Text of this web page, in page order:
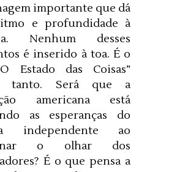
importante que dá
e profundidade à
Nenhum desses
é inserido à toa. É o
Estado das Coisas”
tanto. Será que a
americana está
as esperanças do
independente ao
o olhar dos
É o que pensa a